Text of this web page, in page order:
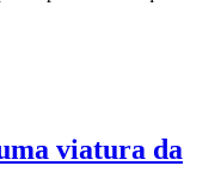
viatura da